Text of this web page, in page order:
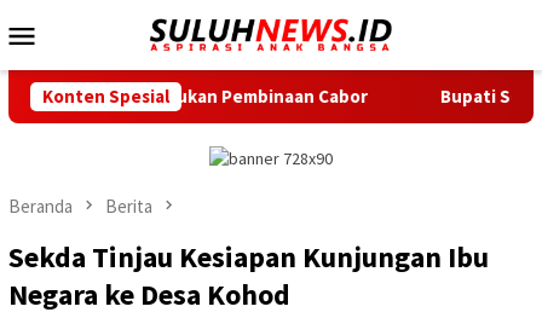
ke
Mobile
Konten Spesial
Pembinaan Cabor Bupati Serang Lepas 20
Beranda Berita
Sekda Tinjau Kesiapan Kunjungan Ibu
Negara ke Desa Kohod